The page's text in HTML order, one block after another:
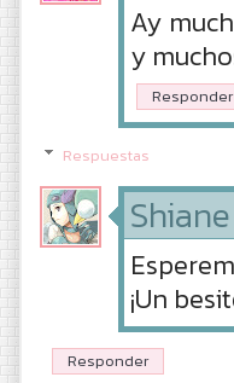
Ay
y
Responder
Respuestas
Shiane
¡Un
Responder